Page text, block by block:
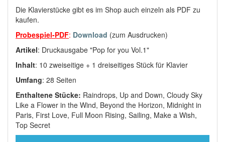
Die Klavierstücke gibt es im Shop auch einzeln als PDF zu
kaufen.
Probespiel-PDF: Download (zum Ausdrucken)
Artikel: Druckausgabe "Pop for you Vol.1"
Inhalt: 10 zweiseitige + 1 dreiseitiges Stück für Klavier
Umfang: 28 Seiten
Enthaltene Stücke: Raindrops, Up and Down, Cloudy Sky
Like a Flower in the Wind, Beyond the Horizon, Midnight in
Paris, First Love, Full Moon Rising, Sailing, Make a Wish,
Top Secret